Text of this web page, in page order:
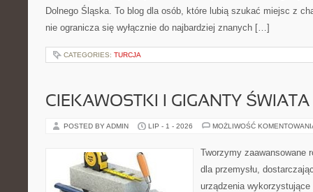
Dolnego Śląska. To blog dla osób, które lubią szukać miejsc z
nie ogranicza się wyłącznie do najbardziej znanych […]
CATEGORIES: TURCJA
CIEKAWOSTKI I GIGANTY ŚWIATA
POSTED BY ADMIN LIP - 1 - 2026 MOŻLIWOŚĆ
Tworzymy zaawansowane
dla przemysłu,
urządzenia wykorzystujące